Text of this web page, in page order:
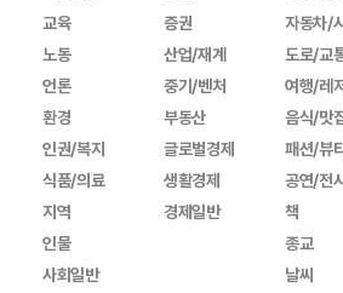
교육
노동
언론
환경
인권/복지
식품/의료
지역
인물
사회일반
증권
산업/재계
중기/벤처
부동산
글로벌경제
생활경제
경제일반
자동차/
도로/교
여행/레
음식/맛
패션/뷰
공연/전
책
종교
날씨